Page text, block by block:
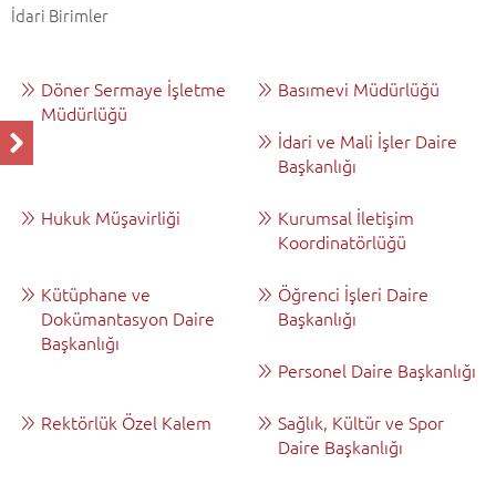
İdari Birimler
Döner Sermaye İşletme
Müdürlüğü
Basımevi Müdürlüğü
İdari ve Mali İşler Daire
Başkanlığı
Hukuk Müşavirliği
Kurumsal İletişim
Koordinatörlüğü
Kütüphane ve
Dokümantasyon Daire
Başkanlığı
Öğrenci İşleri Daire
Başkanlığı
Personel Daire Başkanlığı
Rektörlük Özel Kalem
Sağlık, Kültür ve Spor
Daire Başkanlığı